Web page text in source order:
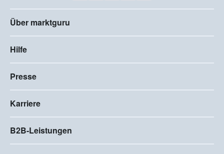
Über marktguru
Hilfe
Presse
Karriere
B2B-Leistungen